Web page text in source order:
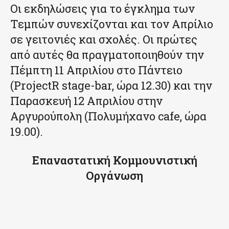
Οι εκδηλώσεις για το έγκλημα των
Τεμπών συνεχίζονται και τον Απρίλιο
σε γειτονιές και σχολές. Οι πρώτες
από αυτές θα πραγματοποιηθούν την
Πέμπτη 11 Απριλίου στο Πάντειο
(ProjectR stage-bar, ώρα 12.30) και την
Παρασκευή 12 Απριλίου στην
Αργυρούπολη (Πολυμήχανο cafe, ώρα
19.00).
Επαναστατική Κομμουνιστική
Οργάνωση